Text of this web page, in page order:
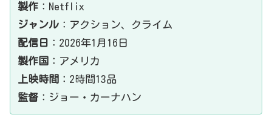
製作 ：Netflix
ジャンル ：アクション、クライム
配信日 ：2026年1月16日
製作国 ：アメリカ
上映時間 ：2時間13品
監督 ：ジョー・カーナハン